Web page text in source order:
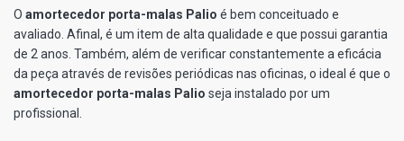
O amortecedor porta-malas Palio é bem conceituado e
avaliado. Afinal, é um item de alta qualidade e que possui garantia
de 2 anos. Também, além de verificar constantemente a eficácia
da peça através de revisões periódicas nas oficinas, o ideal é que o
amortecedor porta-malas Palio seja instalado por um
profissional.